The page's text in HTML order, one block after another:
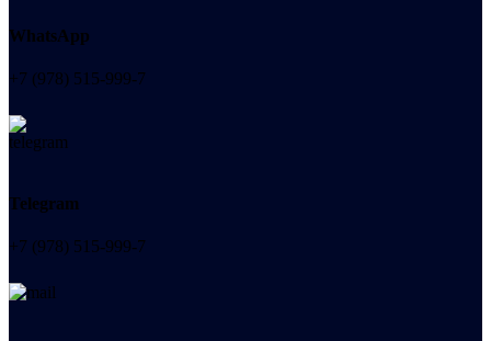
WhatsApp
+7 (978) 515-999-7
Telegram
+7 (978) 515-999-7